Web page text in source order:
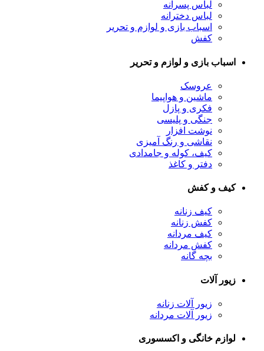
لباس پسرانه
لباس دخترانه
اسباب بازی و لوازم و تحریر
کفش
اسباب بازی و لوازم و تحریر
عروسک
ماشین و هواپیما
فکری و پازل
جنگی و پلیسی
نوشت افزار
نقاشی و رنگ آمیزی
کیف، کوله و جامدادی
دفتر و کاغذ
کیف و کفش
کیف زنانه
کفش زنانه
کیف مردانه
کفش مردانه
بچه گانه
زیور آلات
زیور آلات زنانه
زیور آلات مردانه
لوازم خانگی و اکسسوری